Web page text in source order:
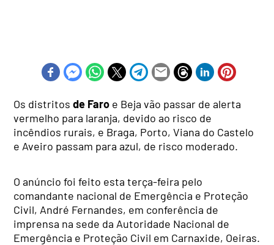
Os distritosde Faro e Beja vão passar de alerta
vermelho para laranja, devido ao risco de
incêndios rurais, e Braga, Porto, Viana do Castelo
e Aveiro passam para azul, de risco moderado.
O anúncio foi feito esta terça-feira pelo
comandante nacional de Emergência e Proteção
Civil, André Fernandes, em conferência de
imprensa na sede da Autoridade Nacional de
Emergência e Proteção Civil em Carnaxide, Oeiras.